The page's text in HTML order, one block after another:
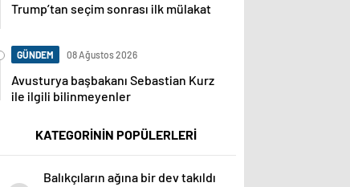
Trump’tan seçim sonrası ilk mülakat
GÜNDEM 08 Ağustos 2026
Avusturya başbakanı Sebastian Kurz
ile ilgili bilinmeyenler
KATEGORİNİN POPÜLERLERİ
Balıkçıların ağına bir dev takıldı